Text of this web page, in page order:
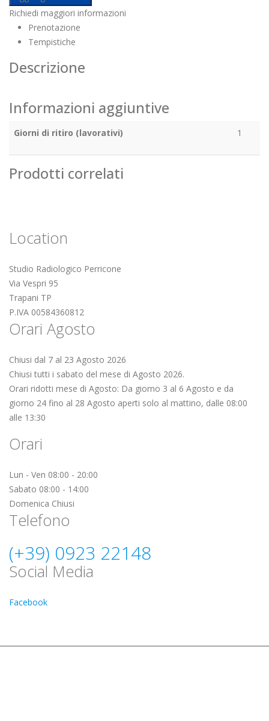
Richiedi maggiori informazioni
Prenotazione
Tempistiche
Descrizione
Informazioni aggiuntive
Giorni di ritiro (lavorativi) 1
Prodotti correlati
Location
Studio Radiologico Perricone
Via Vespri 95
Trapani TP
P.IVA 00584360812
Orari Agosto
Chiusi dal 7 al 23 Agosto 2026
Chiusi tutti i sabato del mese di Agosto 2026.
Orari ridotti mese di Agosto: Da giorno 3 al 6 Agosto e da
giorno 24 fino al 28 Agosto aperti solo al mattino, dalle 08:00
alle 13:30
Orari
Lun - Ven 08:00 - 20:00
Sabato 08:00 - 14:00
Domenica Chiusi
Telefono
(+39) 0923 22148
Social Media
Facebook